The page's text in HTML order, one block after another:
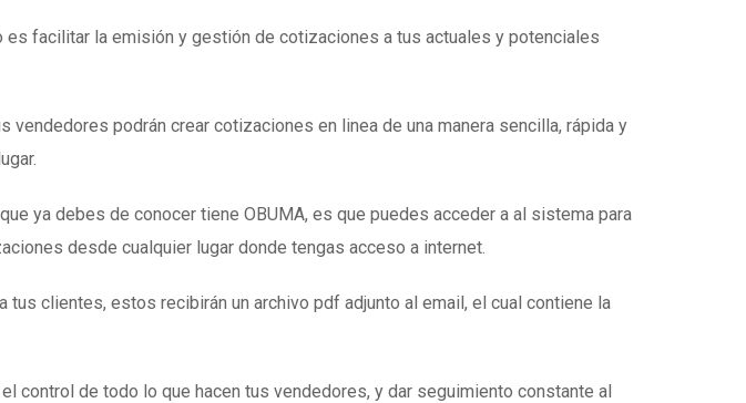
es facilitar la emisión y gestión de cotizaciones a tus actuales y potenciales
vendedores podrán crear cotizaciones en linea de una manera sencilla, rápida y
ya debes de conocer tiene OBUMA, es que puedes acceder a al sistema para
desde cualquier lugar donde tengas acceso a internet.
tus clientes, estos recibirán un archivo pdf adjunto al email, el cual contiene la
control de todo lo que hacen tus vendedores, y dar seguimiento constante al